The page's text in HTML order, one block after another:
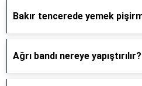
Bakır tencerede yemek
Ağrı bandı nereye yapıştırılır?